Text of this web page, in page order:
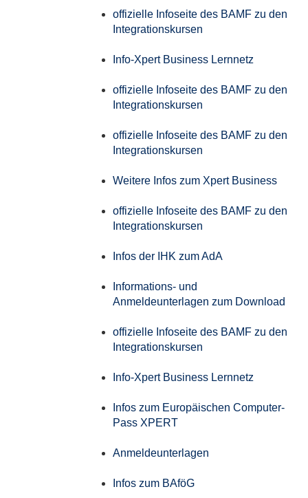
offizielle Infoseite des BAMF zu den
Integrationskursen
Info-Xpert Business Lernnetz
offizielle Infoseite des BAMF zu den
Integrationskursen
offizielle Infoseite des BAMF zu den
Integrationskursen
Weitere Infos zum Xpert Business
offizielle Infoseite des BAMF zu den
Integrationskursen
Infos der IHK zum AdA
Informations- und
Anmeldeunterlagen zum Download
offizielle Infoseite des BAMF zu den
Integrationskursen
Info-Xpert Business Lernnetz
Infos zum Europäischen Computer-
Pass XPERT
Anmeldeunterlagen
Infos zum BAföG